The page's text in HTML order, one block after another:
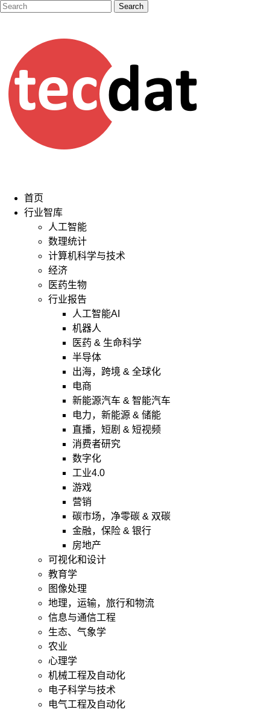
首页
行业智库
人工智能
数理统计
计算机科学与技术
经济
医药生物
行业报告
人工智能AI
机器人
医药 & 生命科学
半导体
出海，跨境 & 全球化
电商
新能源汽车 & 智能汽车
电力，新能源 & 储能
直播，短剧 & 短视频
消费者研究
数字化
工业4.0
游戏
营销
碳市场，净零碳 & 双碳
金融，保险 & 银行
房地产
可视化和设计
教育学
图像处理
地理，运输，旅行和物流
信息与通信工程
生态、气象学
农业
心理学
机械工程及自动化
电子科学与技术
电气工程及自动化